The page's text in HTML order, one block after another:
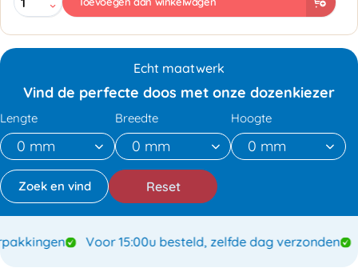
Air
400x330mmx300mtr
aantal
Echt maatwerk
Vind de perfecte doos met onze dozenkiezer
Lengte Breedte Hoogte
Reset
Voor 15:00u besteld, zelfde dag verzonden